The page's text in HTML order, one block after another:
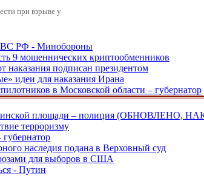
при взрыве у
ВС РФ - Минобороны
9 мошеннических криптообменников
наказания подписан президентом
идеи для наказания Ирана
в Московской области – губернатор
площади – полиция (ОБНОВЛЕНО,
терроризму
наследия подана в Верховный суд
для выборов в США
- Путин